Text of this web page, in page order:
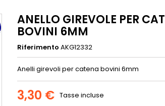
ANELLO GIREVOLE PER
BOVINI 6MM
Riferimento AKG12332
Anelli girevoli per catena bovini 6mm
3,30 € Tasse incluse